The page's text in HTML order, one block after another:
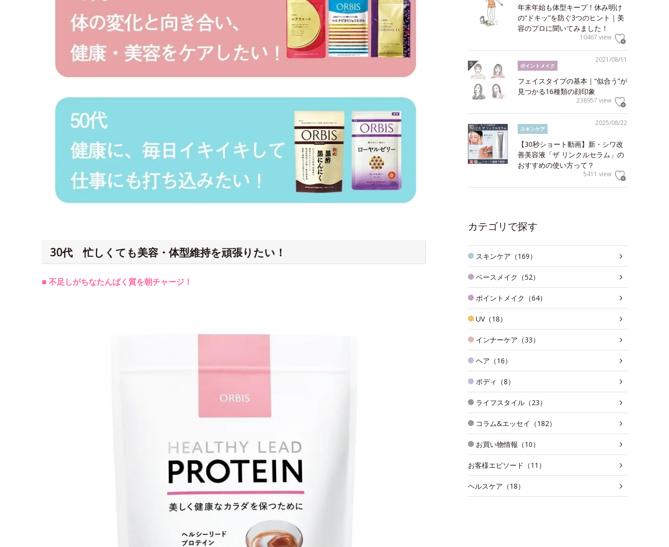
30代 忙しくても美容・体型維持を頑張りたい！
■ 不足しがちなたんぱく質を朝チャージ！
年末年始も体型キープ！休み明け
の“ドキッ”を防ぐ3つのヒント｜美
容のプロに聞いてみました！
10467 view
2021/08/11
ポイントメイク
フェイスタイプの基本｜“似合う”が
見つかる16種類の顔印象
238957 view
2025/08/22
スキンケア
【30秒ショート動画】新・シワ改
善美容液「ザ リンクルセラム」の
おすすめの使い方って？
5411 view
カテゴリで探す
スキンケア（169）
ベースメイク（52）
ポイントメイク（64）
UV（18）
インナーケア（33）
ヘア（16）
ボディ（8）
ライフスタイル（23）
コラム&エッセイ（182）
お買い物情報（10）
お客様エピソード（11）
ヘルスケア（18）